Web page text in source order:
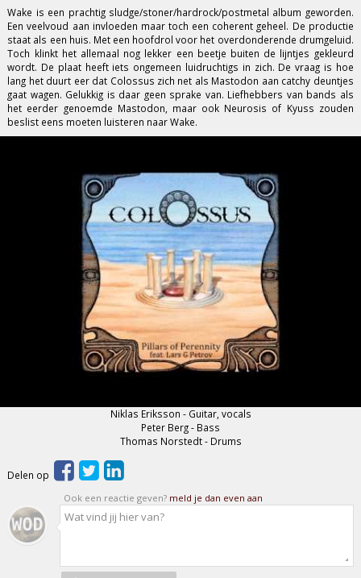
Wake is een prachtig sludge/stoner/hardrock/postmetal album geworden.
Een veelvoud aan invloeden maar toch een coherent geheel. De productie
staat als een huis. Met een hoofdrol voor het overdonderende drumgeluid.
Toch klinkt het allemaal nog lekker een beetje buiten de lijntjes gekleurd
wordt. De plaat heeft iets ongemeen luidruchtigs in zich. De vraag is hoe
lang het duurt eer dat Colossus zich net als Mastodon aan catchy deuntjes
gaat wagen. Gelukkig is daar geen sprake van. Liefhebbers van bands als
het eerder genoemde Mastodon, maar ook Neurosis of Kyuss zouden
beslist eens moeten luisteren naar Wake.
Niklas Eriksson - Guitar, vocals
Peter Berg - Bass
Thomas Norstedt - Drums
Delen op
Ook een reactie geven? meld je dan even aan